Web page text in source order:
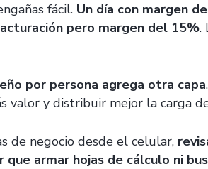
fácil. Un día con margen
pero margen del 15%.
por persona agrega otra capa
valor y distribuir mejor la carga
de negocio desde el celular,
armar hojas de cálculo ni